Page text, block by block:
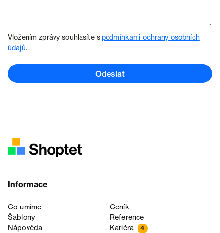
Vložením zprávy souhlasíte spodmínkami ochrany osobních
údajů.
Odeslat
Informace
Co umíme
Ceník
Šablony
Reference
Nápověda
Kariéra 4